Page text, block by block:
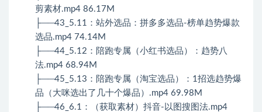
剪素材.mp4 86.17M
├──43_5.11：站外选品：拼多多选品-榜单趋势爆款
选品.mp4 74.14M
├──44_5.12：陪跑专属（小红书选品）：趋势八
法.mp4 68.94M
├──45_5.13：陪跑专属（淘宝选品）：1招选趋势爆
品（大咪选出了几十个爆品）.mp4 69.98M
├──46_6.1：（获取素材）抖音-以图搜图法.mp4